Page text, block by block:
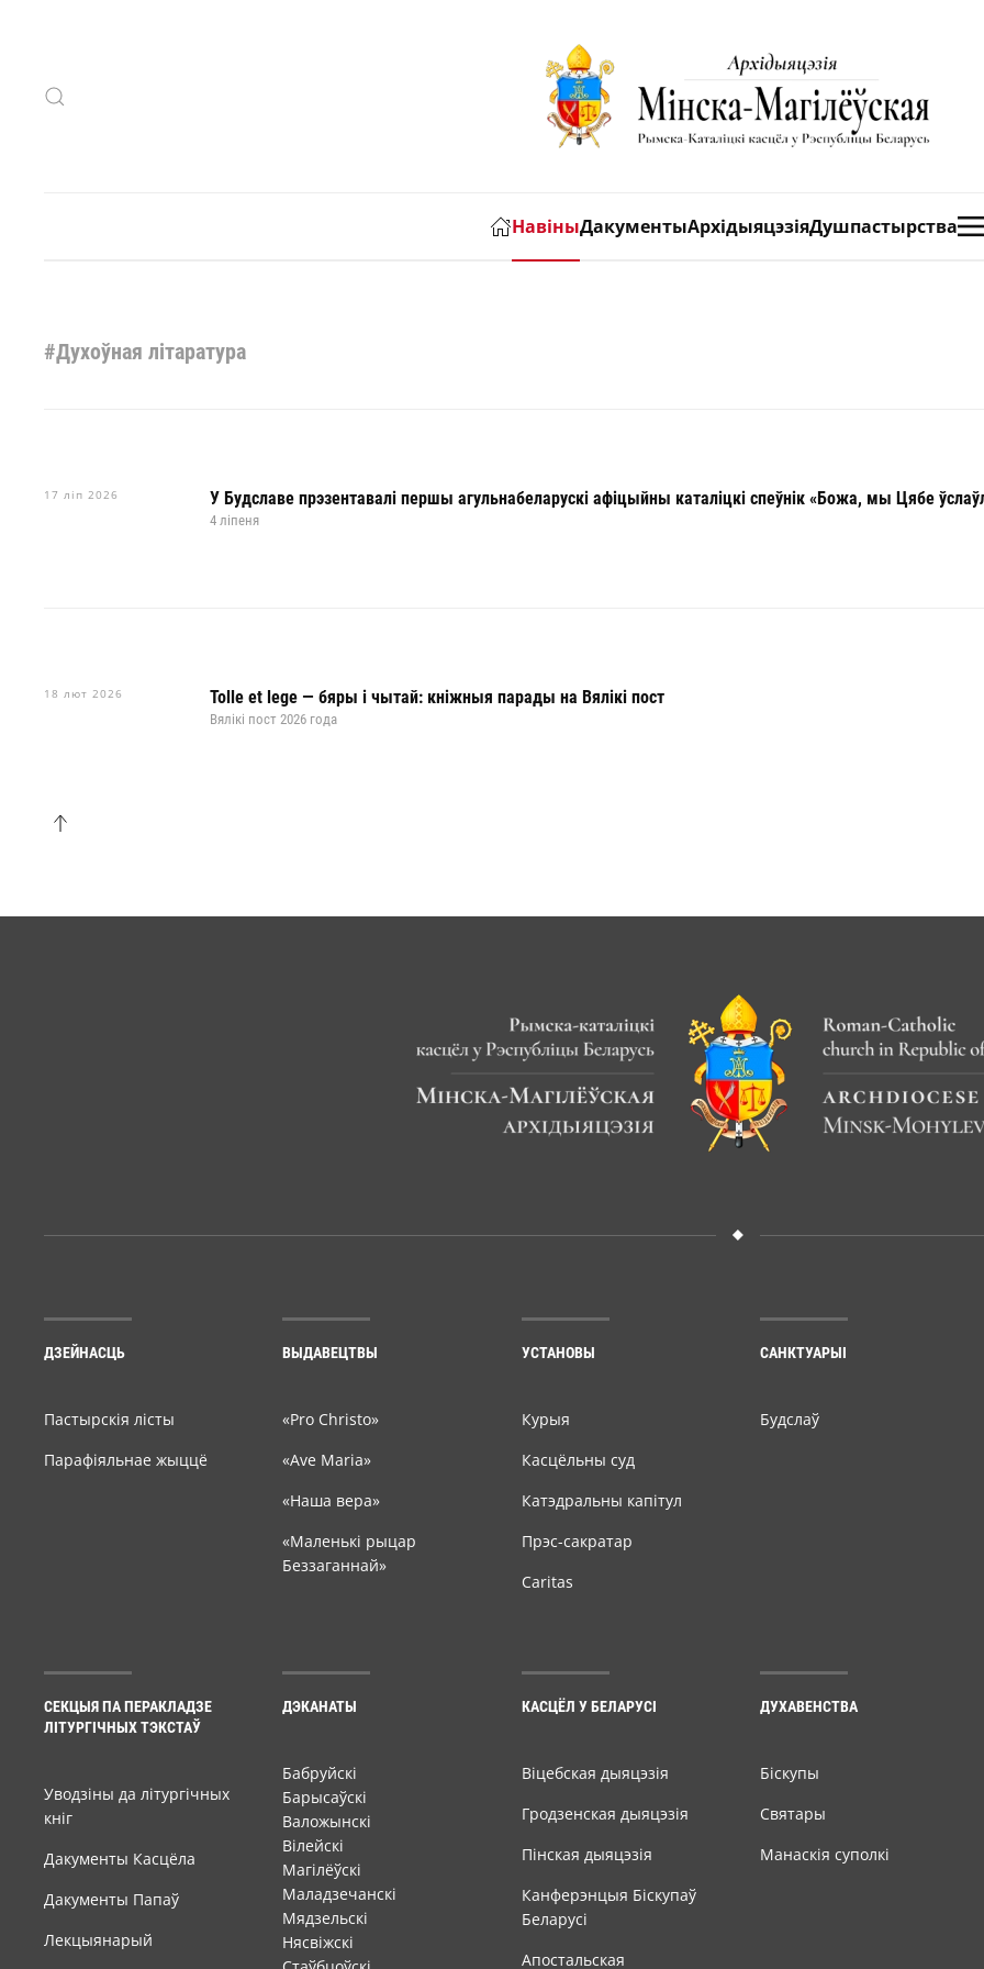
НавіныДакументыАрхідыяцэзіяДушпастырства
#Духоўная літаратура
17 ліп 2026 У Будславе прэзентавалі першы агульнабеларускі афіцыйны каталіцкі спеўнік «Божа, мы Цябе
4 ліпеня
18 лют 2026 Tolle et lege — бяры і чытай: кніжныя парады на Вялікі пост
Вялікі пост 2026 года
ДЗЕЙНАСЦЬ
Пастырскія лісты
Парафіяльнае жыццё
ВЫДАВЕЦТВЫ
«Pro Christo»
«Ave Maria»
«Наша вера»
«Маленькі рыцар
Беззаганнай»
УСТАНОВЫ
Курыя
Касцёльны суд
Катэдральны капітул
Прэс-сакратар
Caritas
САНКТУАРЫІ
Будслаў
СЕКЦЫЯ ПА ПЕРАКЛАДЗЕ
ЛІТУРГІЧНЫХ ТЭКСТАЎ
Уводзіны да літургічных
кніг
Дакументы Касцёла
Дакументы Папаў
Лекцыянарый
ДЭКАНАТЫ
Бабруйскі
Барысаўскі
Валожынскі
Вілейскі
Магілёўскі
Маладзечанскі
Мядзельскі
Нясвіжскі
КАСЦЁЛ У БЕЛАРУСІ
Віцебская дыяцэзія
Гродзенская дыяцэзія
Пінская дыяцэзія
Канферэнцыя Біскупаў
Беларусі
Апостальская
ДУХАВЕНСТВА
Біскупы
Святары
Манаскія суполкі